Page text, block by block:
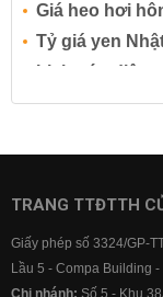
Giá heo hơi
Tỷ giá yen
Lịch cúp điện
Lãi suất tiết
Lãi suất ngân
Lãi suất ngân
TRANG TTĐTTH
Giấy phép số 3324/GP-
Lầu 5 - Compa Building